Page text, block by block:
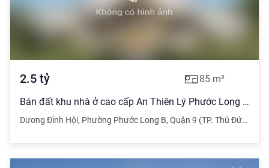
2.5 tỷ 85 m²
Bán đất khu nhà ở cao cấp An Thiên Lý Phước Long B Quận 9. Sổ riêng
Dương Đình Hội, Phường Phước Long B, Quận 9 (TP. Thủ Đức)